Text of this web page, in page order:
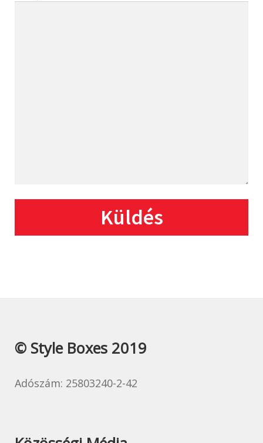
© Style Boxes 2019
Adószám: 25803240-2-42